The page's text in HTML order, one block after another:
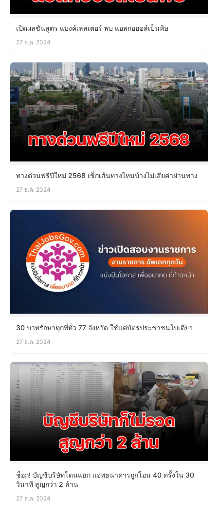
เปิดผลชันสูตร แบงค์เลสเตอร์ พบ แอลกอฮอล์เป็นพิษ
27 ธ.ค. 2024
ทางด่วนฟรีปีใหม่ 2568 เช็กเส้นทางไหนบ้างไม่เสียค่าผ่านทาง
27 ธ.ค. 2024
30 บาทรักษาทุกที่ทั่ว 77 จังหวัด ใช้แค่บัตรประชาชนใบเดียว
27 ธ.ค. 2024
ช็อก! บัญชีบริษัทโดนแฮก แอพธนาคารถูกโอน 40 ครั้งใน 30
วินาที สูญกว่า 2 ล้าน
27 ธ.ค. 2024